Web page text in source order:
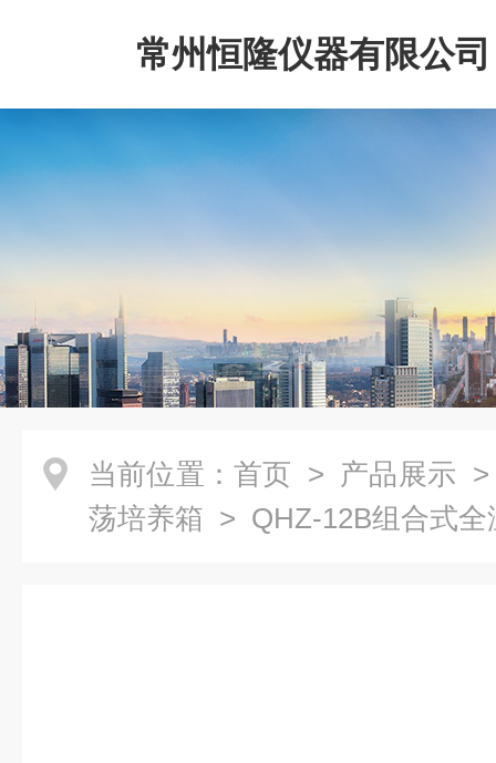
常州恒隆仪器有限公司
当前位置： 首页 > 产品展示
荡培养箱 > QHZ-12B组合式